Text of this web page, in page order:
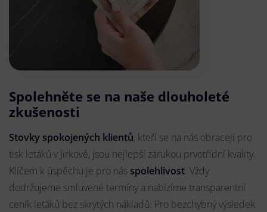
Spolehněte se na naše dlouholeté
zkušenosti
Stovky spokojených klientů, kteří se na nás obracejí pro
tisk letáků v Jirkově, jsou nejlepší zárukou prvotřídní kvality.
Klíčem k úspěchu je pro nás spolehlivost. Vždy
dodržujeme smluvené termíny a nabízíme transparentní
ceník letáků bez skrytých nákladů. Pro bezchybný výsledek